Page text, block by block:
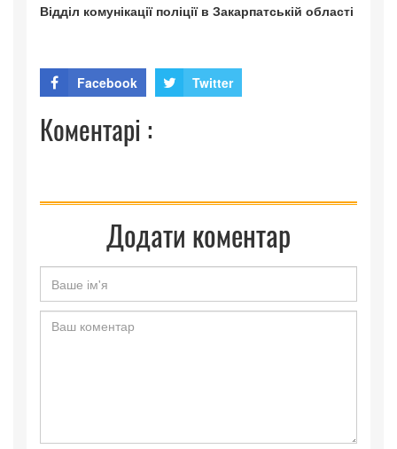
Відділ комунікації поліції в Закарпатській області
Facebook Twitter
Коментарі :
Додати коментар